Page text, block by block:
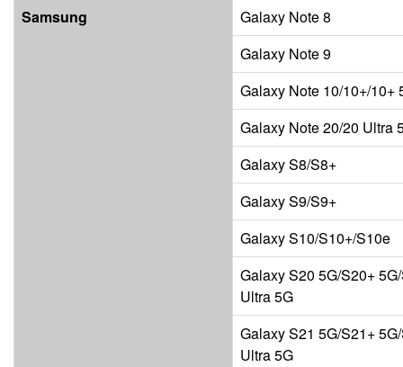
Samsung
Galaxy Note 8
Galaxy Note 9
Galaxy Note 10/10+/10+
Galaxy Note 20/20 Ultra
Galaxy S8/S8+
Galaxy S9/S9+
Galaxy S10/S10+/S10e
Galaxy S20 5G/S20+
Ultra 5G
Galaxy S21 5G/S21+
Ultra 5G